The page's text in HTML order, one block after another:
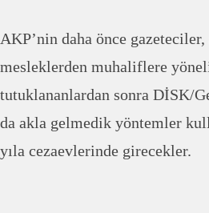
AKP’nin daha önce
mesleklerden muhaliflere
tutuklananlardan sonra DİSK/
da akla gelmedik yöntemler
yıla cezaevlerinde girecekler.